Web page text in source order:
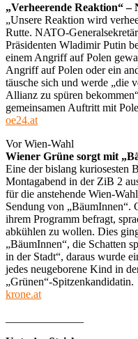
„Verheerende Reaktion“
„Unsere Reaktion wird
Rutte. NATO-
Präsidenten Wladimir Putin
einem Angriff auf Polen
Angriff auf Polen oder ein
täusche sich und werde „die
Allianz zu spüren
gemeinsamen Auftritt mit
oe24.at
Vor Wien-Wahl
Wiener Grüne sorgt mit
Eine der bislang kuriosesten
Montagabend in der ZiB 2
für die anstehende Wien-
Sendung von „BäumInnen“.
ihrem Programm befragt,
abkühlen zu wollen. Dies
„BäumInnen“, die Schatten
in der Stadt“, daraus wurde
jedes neugeborene Kind in
„Grünen“-Spitzenkandidatin.
krone.at